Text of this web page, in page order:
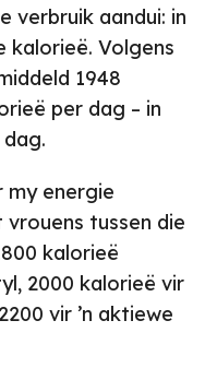
verbruik aandui: in
kalorieë. Volgens
1948
per dag – in
my energie
tussen die
kalorieë
2000 kalorieë vir
vir ’n aktiewe